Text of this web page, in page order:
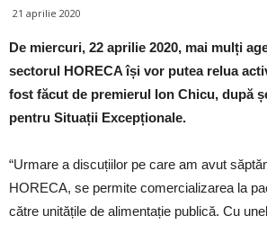
21 aprilie 2020
De miercuri, 22 aprilie 2020, mai mulți
sectorul HORECA își vor putea relua
fost făcut de premierul Ion Chicu, după
pentru Situații Excepționale.
“Urmare a discuțiilor pe care am avut
HORECA, se permite comercializarea la
către unitățile de alimentație publică. Cu